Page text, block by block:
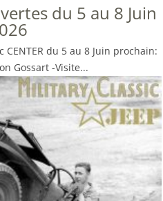
du 5 au 8 Juin
du 5 au 8 Juin prochain:
Gossart -Visite...